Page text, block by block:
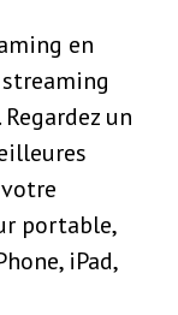
en
un
portable,
iPad,